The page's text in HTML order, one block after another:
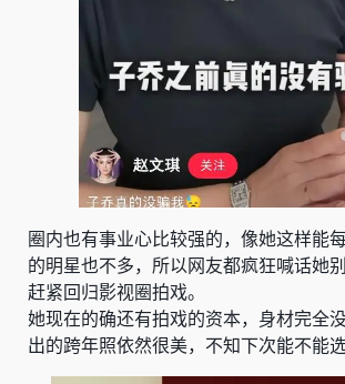
圈内也有事业心比较强的，像她这样能
的明星也不多，所以网友都疯狂喊话她
赶紧回归影视圈拍戏。
她现在的确还有拍戏的资本，身材完全
出的跨年照依然很美，不知下次能不能选